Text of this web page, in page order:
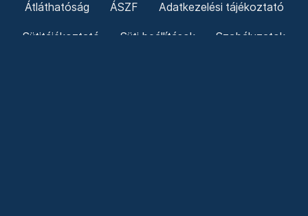
Átláthatóság ÁSZF Adatkezelési tájékoztató
Sütitájékoztató Süti beállítások Szabályzatok